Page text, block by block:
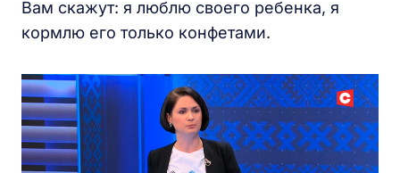
Вам скажут: я люблю своего ребенка, я
кормлю его только конфетами.